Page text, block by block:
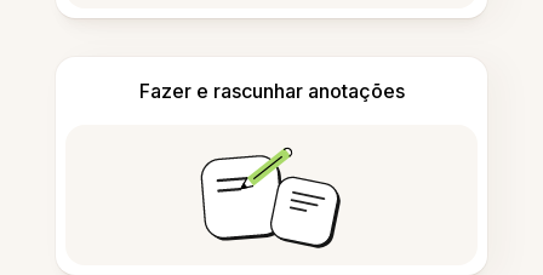
Fazer e rascunhar anotações